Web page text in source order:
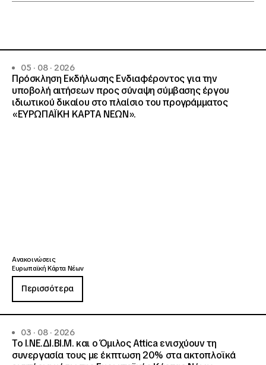
05 · 08 · 2026
Πρόσκληση Εκδήλωσης Ενδιαφέροντος για την
υποβολή αιτήσεων προς σύναψη σύμβασης έργου
ιδιωτικού δικαίου στο πλαίσιο του προγράμματος
«ΕΥΡΩΠΑΪΚΗ ΚΑΡΤΑ ΝΕΩΝ».
Ανακοινώσεις
Ευρωπαϊκή Κάρτα Νέων
Περισσότερα
03 · 08 · 2026
Το Ι.ΝΕ.ΔΙ.ΒΙ.Μ. και o Όμιλος Attica ενισχύουν τη
συνεργασία τους με έκπτωση 20% στα ακτοπλοϊκά